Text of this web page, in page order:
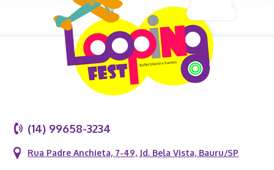
(14) 99658-3234
Rua Padre Anchieta, 7-49, Jd. Bela Vista, Bauru/SP